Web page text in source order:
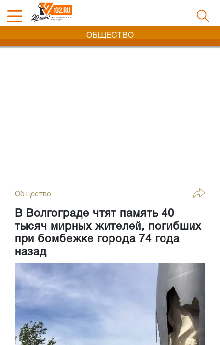
ОБЩЕСТВО
Общество
В Волгограде чтят память 40
тысяч мирных жителей, погибших
при бомбежке города 74 года
назад